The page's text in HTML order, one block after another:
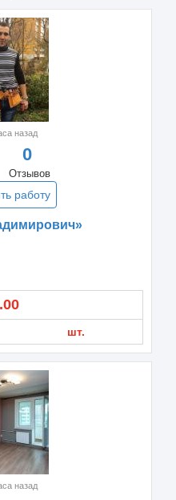
назад
0
Отзывов
работу
шт.
назад